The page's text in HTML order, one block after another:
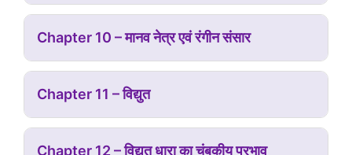
Chapter 10 – मानव नेत्र एवं रंगीन संसार
Chapter 11 – विद्युत
Chapter 12 – विद्युत धारा का चुंबकीय प्रभाव